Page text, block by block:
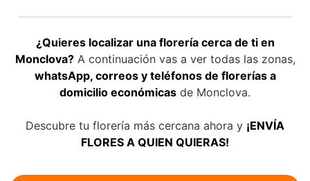
¿Quieres localizar una florería cerca de ti en
Monclova?A continuación vas a ver todas las zonas,
whatsApp, correos y teléfonos de florerías a
domicilio económicas de Monclova.
Descubre tu florería más cercana ahora y ¡ENVÍA
FLORES A QUIEN QUIERAS!